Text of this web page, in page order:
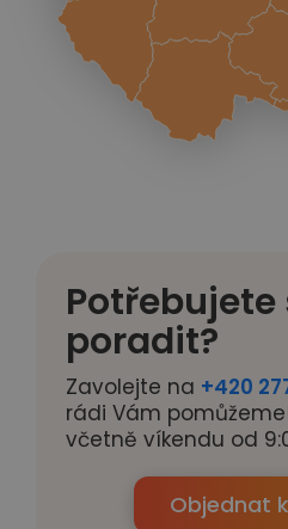
Potřebujete
poradit?
Zavolejte na +420
rádi Vám
včetně víkendu od
Objednat